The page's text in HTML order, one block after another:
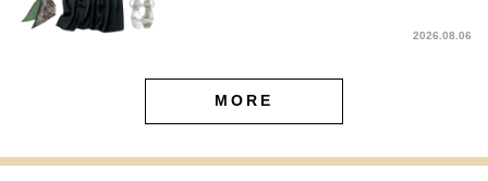
2026.08.06
MORE